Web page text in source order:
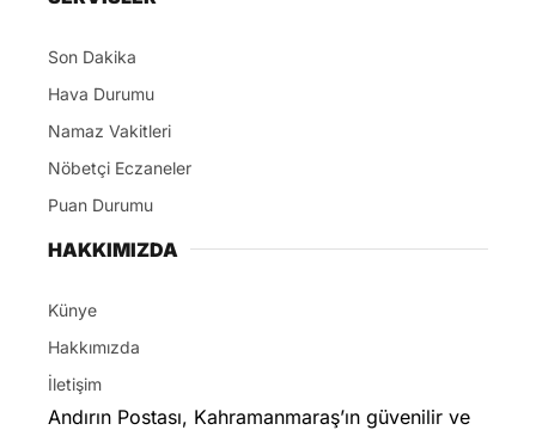
Son Dakika
Hava Durumu
Namaz Vakitleri
Nöbetçi Eczaneler
Puan Durumu
HAKKIMIZDA
Künye
Hakkımızda
İletişim
Andırın Postası, Kahramanmaraş’ın güvenilir ve